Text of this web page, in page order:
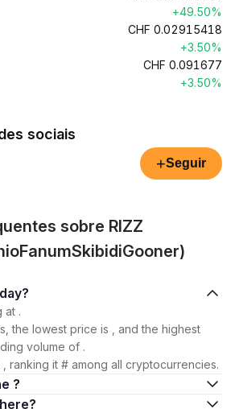
+49.50%
CHF 0.02915418
+3.50%
CHF 0.091677
+3.50%
sociais
+Seguir
sobre RIZZ
is today?
at .
the lowest price is , and the highest
volume of .
ranking it # among all cryptocurrencies.
?
are there?